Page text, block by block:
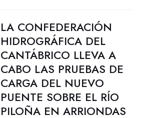
LA CONFEDERACIÓN
HIDROGRÁFICA DEL
CANTÁBRICO LLEVA A
CABO LAS PRUEBAS DE
CARGA DEL NUEVO
PUENTE SOBRE EL RÍO
PILOÑA EN ARRIONDAS